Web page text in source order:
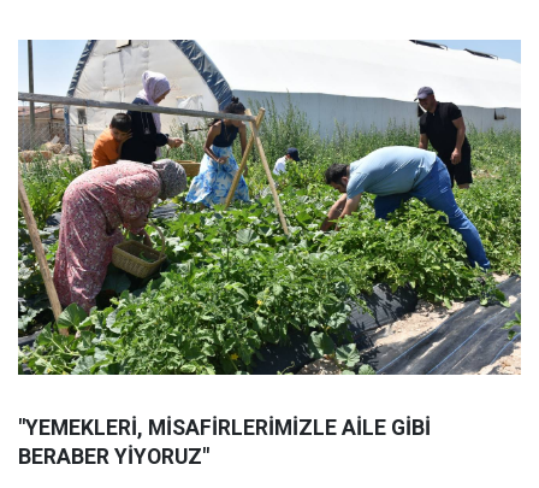
"YEMEKLERİ, MİSAFİRLERİMİZLE AİLE GİBİ
BERABER YİYORUZ"